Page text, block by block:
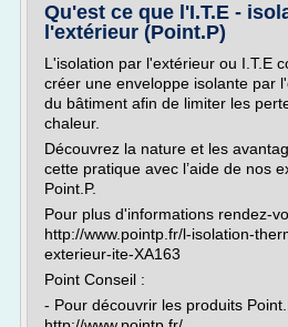
Qu'est ce que l'I.T.E -
l'extérieur (Point.P)
L'isolation par l'extérieur ou I.T.E
créer une enveloppe isolante par
du bâtiment afin de limiter les
chaleur.
Découvrez la nature et les
cette pratique avec l’aide de nos
Point.P.
Pour plus d'informations rendez-
http://www.pointp.fr/l-isolation-
exterieur-ite-XA163
Point Conseil :
- Pour découvrir les produits